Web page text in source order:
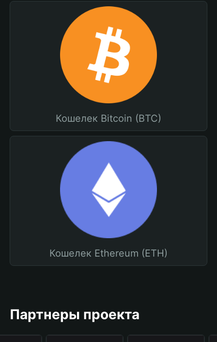
Кошелек Bitcoin (BTC)
Кошелек Ethereum (ETH)
Партнеры проекта